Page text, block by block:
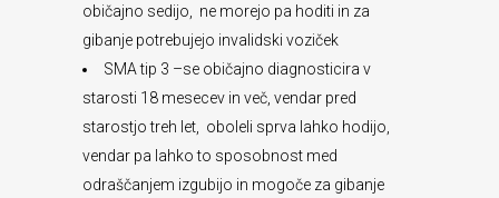
običajno sedijo, ne morejo pa hoditi in za
gibanje potrebujejo invalidski voziček
SMA tip 3 –se običajno diagnosticira v
starosti 18 mesecev in več, vendar pred
starostjo treh let, oboleli sprva lahko hodijo,
vendar pa lahko to sposobnost med
odraščanjem izgubijo in mogoče za gibanje